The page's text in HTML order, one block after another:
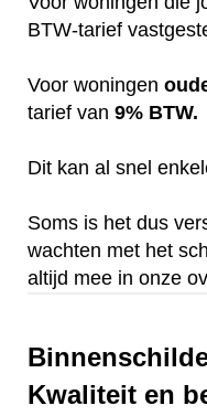
BTW-tarief
Voor woningen
tarief van 9% BTW.
Dit kan al snel
Soms is het dus
wachten met het
altijd mee in onze
Kwaliteit en